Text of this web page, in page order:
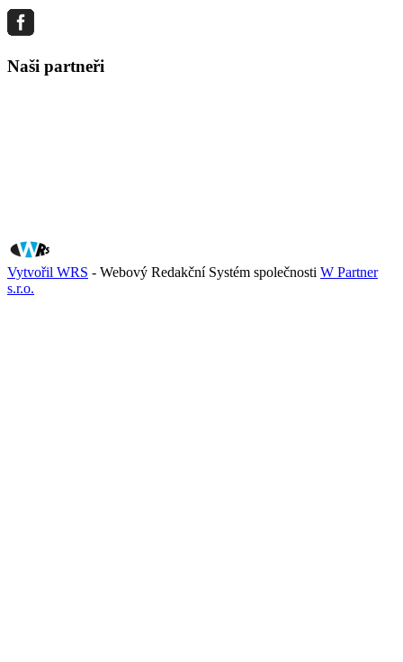
Naši partneři
Vytvořil WRS - Webový Redakční Systém společnosti W Partner
s.r.o.